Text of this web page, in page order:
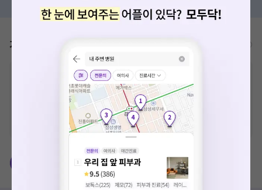
가격표
비급여 항목의 경우,추가비용 등으로 실제 가격과 상이할 수 있으니, 정확
한 가격은 해당 의료기관에 직접 문의해주세요.
급여 항목의 경우,건강보험심사평가원에 고지되어 있는 급여 진료 기준 가
격입니다. (진료와 연관된 복합적인 비용이 추가되어, 병원마다 금액이 다르게
산정될 수 있는 점 참고 바랍니다.)
※ 이벤트가, 할인가는VAT 포함